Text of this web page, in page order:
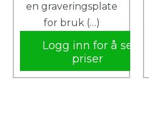
en graveringsplate
for bruk (…)
Logg inn for å se
priser